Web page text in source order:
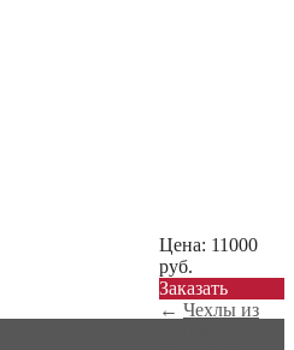
Цена: 11000
руб.
Заказать
← Чехлы из